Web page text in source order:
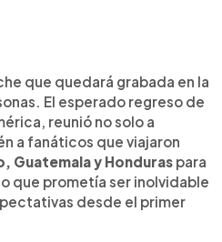
Salvador con un concierto
Desde temprano,
de negro y listos para
9:30 de la noche, la
saco rojo y camisa
y gritos. Interpretó
tú” y “Simplemente
cantó a todo pulmón.
San Salvador”, expresó
que quedará grabada en la
El esperado regreso de
reunió no solo a
a fanáticos que viajaron
Guatemala y Honduras para
que prometía ser inolvidable
desde el primer